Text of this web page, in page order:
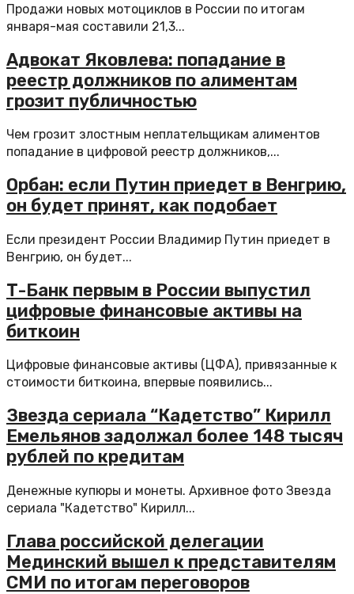
Продажи новых мотоциклов в России по итогам
января-мая составили 21,3...
Адвокат Яковлева: попадание в
реестр должников по алиментам
грозит публичностью
Чем грозит злостным неплательщикам алиментов
попадание в цифровой реестр должников,...
Орбан: если Путин приедет в Венгрию,
он будет принят, как подобает
Если президент России Владимир Путин приедет в
Венгрию, он будет...
Т-Банк первым в России выпустил
цифровые финансовые активы на
биткоин
Цифровые финансовые активы (ЦФА), привязанные к
стоимости биткоина, впервые появились...
Звезда сериала “Кадетство” Кирилл
Емельянов задолжал более 148 тысяч
рублей по кредитам
Денежные купюры и монеты. Архивное фото Звезда
сериала "Кадетство" Кирилл...
Глава российской делегации
Мединский вышел к представителям
СМИ по итогам переговоров